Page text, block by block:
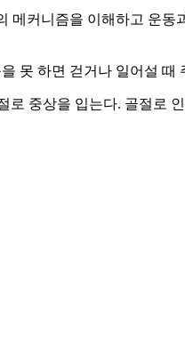
커니즘을 이해하고 운
못 하면 걷거나 일어설 때
중상을 입는다. 골절로